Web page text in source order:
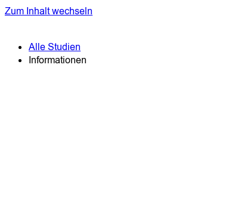
Zum Inhalt wechseln
Alle Studien
Informationen